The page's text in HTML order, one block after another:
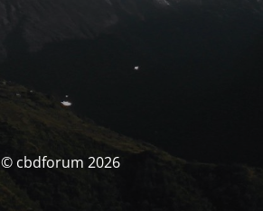
© cbdforum 2026